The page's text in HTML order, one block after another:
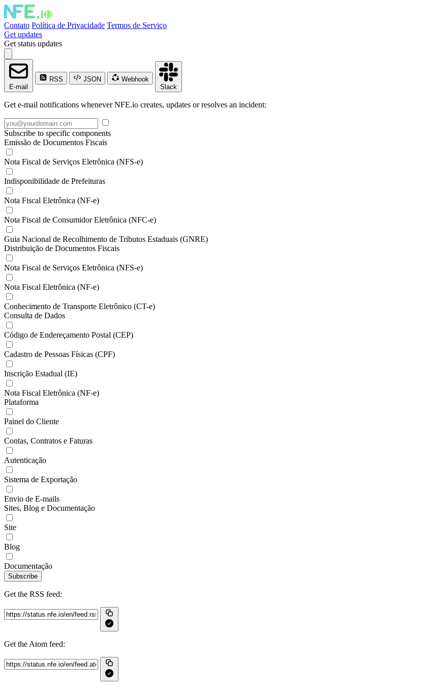
Contato Política de Privacidade Termos de Serviço
Get updates
Get status updates
E-mail
RSS JSON
Webhook
Slack
Get e-mail notifications whenever NFE.io creates, updates or resolves an incident:
Subscribe to specific components
Emissão de Documentos Fiscais
Nota Fiscal de Serviços Eletrônica (NFS-e)
Indisponibilidade de Prefeituras
Nota Fiscal Eletrônica (NF-e)
Nota Fiscal de Consumidor Eletrônica (NFC-e)
Guia Nacional de Recolhimento de Tributos Estaduais (GNRE)
Distribuição de Documentos Fiscais
Nota Fiscal de Serviços Eletrônica (NFS-e)
Nota Fiscal Eletrônica (NF-e)
Conhecimento de Transporte Eletrônico (CT-e)
Consulta de Dados
Código de Endereçamento Postal (CEP)
Cadastro de Pessoas Físicas (CPF)
Inscrição Estadual (IE)
Nota Fiscal Eletrônica (NF-e)
Plataforma
Painel do Cliente
Contas, Contratos e Faturas
Autenticação
Sistema de Exportação
Envio de E-mails
Sites, Blog e Documentação
Site
Blog
Documentação
Subscribe
Get the RSS feed:
Get the Atom feed: